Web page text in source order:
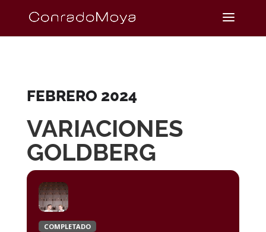
FEBRERO 2024
VARIACIONES
GOLDBERG
COMPLETADO